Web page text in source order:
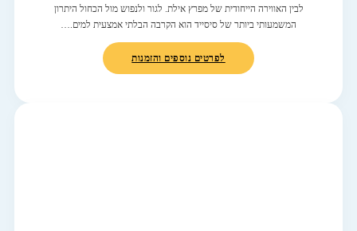
לבין האווירה הייחודית של מפרץ אילת. לגור ולנפוש מול הכחול היתרון
המשמעותי ביותר של סיסייד הוא הקרבה הבלתי אמצעית למים.…
לפרטים נוספים והזמנות